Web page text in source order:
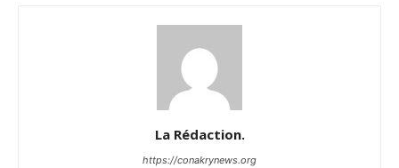
La Rédaction.
https://conakrynews.org